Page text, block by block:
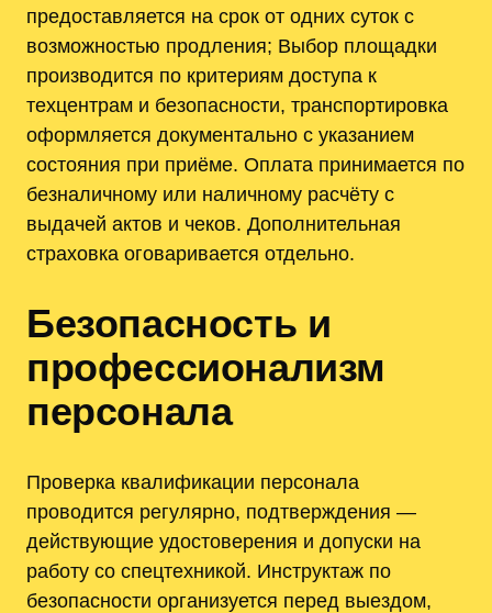
предоставляется на срок от одних суток с
возможностью продления; Выбор площадки
производится по критериям доступа к
техцентрам и безопасности, транспортировка
оформляется документально с указанием
состояния при приёме. Оплата принимается по
безналичному или наличному расчёту с
выдачей актов и чеков. Дополнительная
страховка оговаривается отдельно.
Безопасность и
профессионализм
персонала
Проверка квалификации персонала
проводится регулярно, подтверждения —
действующие удостоверения и допуски на
работу со спецтехникой. Инструктаж по
безопасности организуется перед выездом,